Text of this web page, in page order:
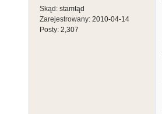
Skąd: stamtąd
Zarejestrowany: 2010-04-14
Posty: 2,307